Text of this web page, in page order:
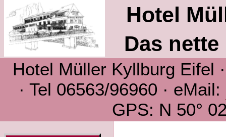
Hotel
Das
Hotel Müller Kyllburg Eifel
· Tel 06563/96960 · eMail:
GPS: N 50°